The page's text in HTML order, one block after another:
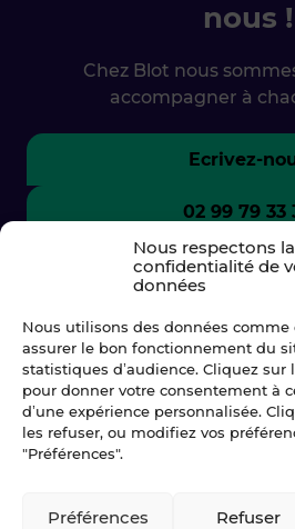
Nous respectons la
confidentialité de
données
Nous utilisons des données comme
assurer le bon fonctionnement du
statistiques d’audience. Cliquez sur
pour donner votre consentement à
d’une expérience personnalisée.
les refuser, ou modifiez vos
"Préférences".
Refuser
Préférences
nous !
Chez Blot nous
accompagner à
Ecrivez-
02 99 79 33